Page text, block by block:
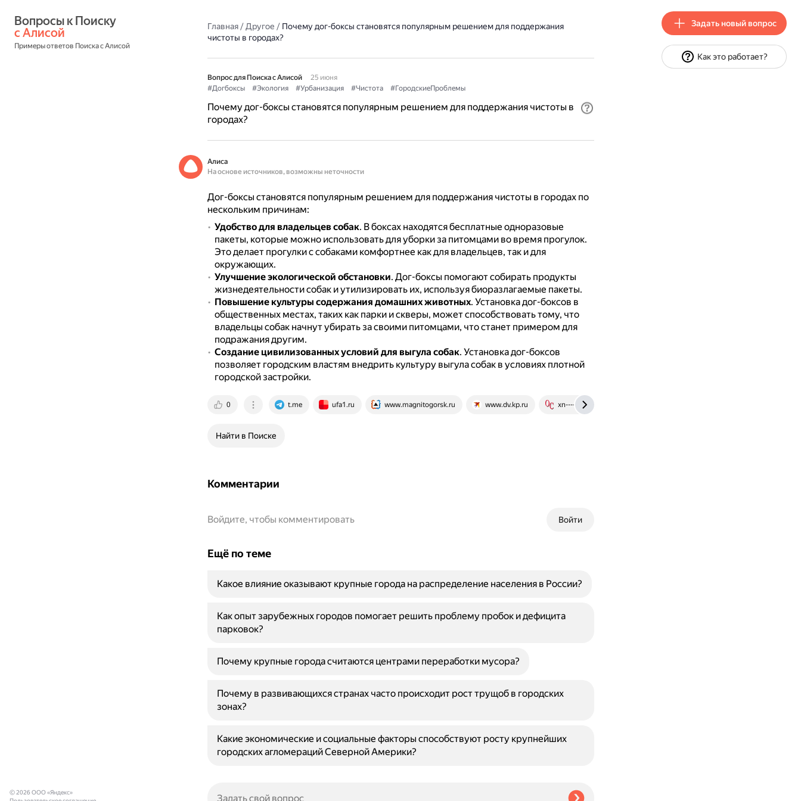
с Алисой
Примеры ответов Поиска с Алисой
Главная/Другое / Почему дог-боксы становятся популярным решением для поддержания
чистоты в городах?
Вопрос для Поиска с Алисой
25 июня
#Догбоксы
#Экология #Урбанизация #Чистота #ГородскиеПроблемы
Почему дог-боксы становятся популярным решением для поддержания чистоты в
городах?
Алиса
На основе источников, возможны неточности
Дог-боксы становятся популярным решением для поддержания чистоты в городах по
нескольким причинам:
Удобство для владельцев собак. В боксах находятся бесплатные одноразовые
пакеты, которые можно использовать для уборки за питомцами во время прогулок.
Это делает прогулки с собаками комфортнее как для владельцев, так и для
окружающих.
Улучшение экологической обстановки. Дог-боксы помогают собирать продукты
жизнедеятельности собак и утилизировать их, используя биоразлагаемые пакеты.
Повышение культуры содержания домашних животных. Установка дог-боксов в
общественных местах, таких как парки и скверы, может способствовать тому, что
владельцы собак начнут убирать за своими питомцами, что станет примером для
подражания другим.
Создание цивилизованных условий для выгула собак. Установка дог-боксов
позволяет городским властям внедрить культуру выгула собак в условиях плотной
городской застройки.
0 t.me ufa1.ru www.magnitogorsk.ru www.dv.kp.ru xn----btbeubba8ah1ah.xn--p1ai
Найти в Поиске
Комментарии
Войти
Войдите, чтобы комментировать
Ещё по теме
Какое влияние оказывают крупные города на распределение населения в России?
Как опыт зарубежных городов помогает решить проблему пробок и дефицита
парковок?
Почему крупные города считаются центрами переработки мусора?
Почему в развивающихся странах часто происходит рост трущоб в городских
зонах?
Какие экономические и социальные факторы способствуют росту крупнейших
городских агломераций Северной Америки?
© 2026 ООО «Яндекс»
Задать новый вопрос
Как это работает?